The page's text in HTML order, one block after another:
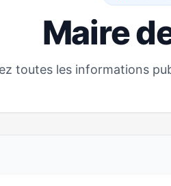
Maire
toutes les informations